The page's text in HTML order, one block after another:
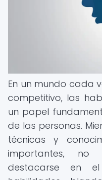
En un mundo cada
competitivo, las
un papel
de las personas.
técnicas y
importantes, no
destacarse en